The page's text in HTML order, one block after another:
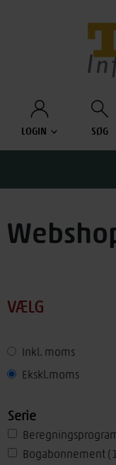
LOGIN SØG
VÆLG
Inkl. moms
Ekskl.moms
Serie
Bogabonnement